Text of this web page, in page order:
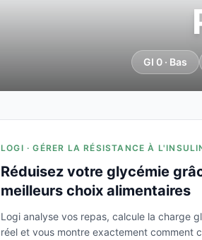
GI 0 · Bas
LOGI · GÉRER LA RÉSISTANCE À
Réduisez votre glycémie
meilleurs choix alimentaires
Logi analyse vos repas, calcule la charge
réel et vous montre exactement comment